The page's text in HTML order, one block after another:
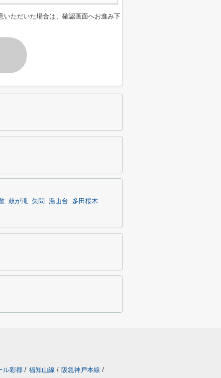
いただいた場合は、確認画面へお進み下
鼓が滝 矢問 湯山台
多田桜木
ル彩都 / 福知山線 / 阪急神戸本線 /